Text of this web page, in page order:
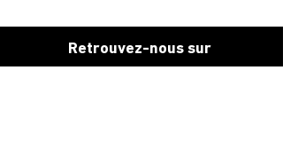
Retrouvez-nous sur